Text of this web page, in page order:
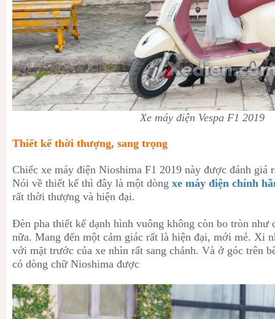
Xe máy điện Vespa F1 2019
Thiết kế thời thượng, sang trọng
Chiếc xe máy điện Nioshima F1 2019 này được đánh giá
Nói về thiết kế thì đây là một dòng xe máy điện chính
rất thời thượng và hiện đại.
Đèn pha thiết kế dạnh hình vuông không còn bo tròn như
nữa. Mang đến một cảm giác rất là hiện đại, mới mẻ. Xi
với mặt trước của xe nhìn rất sang chảnh. Và ở góc trên
có dòng chữ Nioshima được